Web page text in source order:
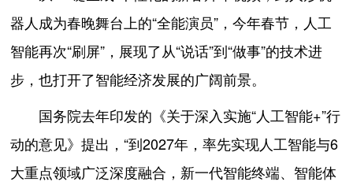
器人成为春晚舞台上的“全能演员”，今年春节，人工
智能再次“刷屏”，展现了从“说话”到“做事”的技术进
步，也打开了智能经济发展的广阔前景。
国务院去年印发的《关于深入实施“人工智能+”行
动的意见》提出，“到2027年，率先实现人工智能与6
大重点领域广泛深度融合，新一代智能终端、智能体